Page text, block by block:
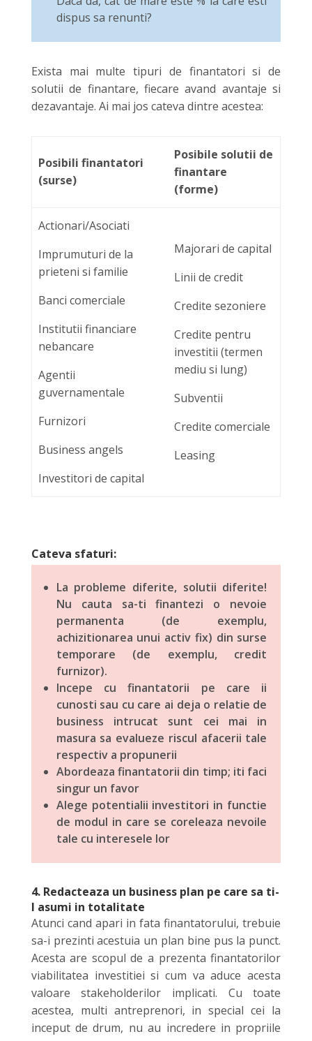
dispus sa renunti?
Exista mai multe tipuri de finantatori si de
solutii de finantare, fiecare avand avantaje si
dezavantaje. Ai mai jos cateva dintre acestea:
Posibili finantatori
(surse)
Posibile solutii de
finantare
(forme)
Actionari/Asociati
Imprumuturi de la
prieteni si familie
Banci comerciale
Institutii financiare
nebancare
Agentii
guvernamentale
Furnizori
Business angels
Investitori de capital
Majorari de capital
Linii de credit
Credite sezoniere
Credite pentru
investitii (termen
mediu si lung)
Subventii
Credite comerciale
Leasing
Cateva sfaturi:
La probleme diferite, solutii diferite!
Nu cauta sa-ti finantezi o nevoie
permanenta (de exemplu,
achizitionarea unui activ fix) din surse
temporare (de exemplu, credit
furnizor).
Incepe cu finantatorii pe care ii
cunosti sau cu care ai deja o relatie de
business intrucat sunt cei mai in
masura sa evalueze riscul afacerii tale
respectiv a propunerii
Abordeaza finantatorii din timp; iti faci
singur un favor
Alege potentialii investitori in functie
de modul in care se coreleaza nevoile
tale cu interesele lor
4. Redacteaza un business plan pe care sa ti-
l asumi in totalitate
Atunci cand apari in fata finantatorului, trebuie
sa-i prezinti acestuia un plan bine pus la punct.
Acesta are scopul de a prezenta finantatorilor
viabilitatea investitiei si cum va aduce acesta
valoare stakeholderilor implicati. Cu toate
acestea, multi antreprenori, in special cei la
inceput de drum, nu au incredere in propriile